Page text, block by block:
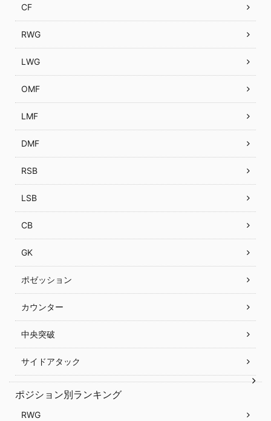
CF
RWG
LWG
OMF
LMF
DMF
RSB
LSB
CB
GK
ポゼッション
カウンター
中央突破
サイドアタック
ポジション別ランキング
RWG